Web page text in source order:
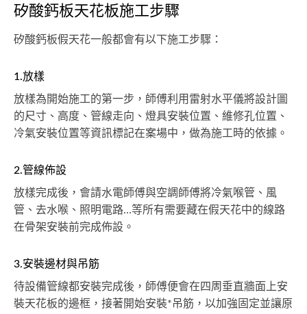
矽酸鈣板天花板施工步驟
矽酸鈣板假天花一般都會有以下施工步驟：
1.放樣
放樣為開始施工的第一步，師傅利用雷射水平儀將設計圖
的尺寸、高度、管線走向、燈具安裝位置、維修孔位置、
冷氣安裝位置等資訊標記在案場中，做為施工時的依據。
2.管線佈設
放樣完成後，會請水電師傅與空調師傅將冷氣喉管、風
管、去水喉、照明電路…等所有需要藏在假天花中的線路
在骨架安裝前完成佈設。
3.安裝邊材與吊筋
待設備管線都安裝完成後，師傅便會在四周垂直牆面上安
裝天花板的邊框，接著開始安裝*吊筋，以加強固定並讓原